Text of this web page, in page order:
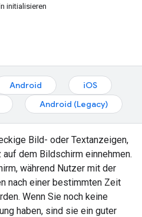
initialisieren
Android
iOS
Android (Legacy)
Bild- oder Textanzeigen,
dem Bildschirm einnehmen.
während Nutzer mit der
nach einer bestimmten Zeit
Wenn Sie noch keine
haben, sind sie ein guter